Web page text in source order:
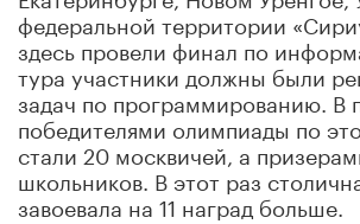
федеральной территории
здесь провели финал по
тура участники должны были
задач по программированию. В
победителями олимпиады по
стали 20 москвичей, а
школьников. В этот раз
завоевала на 11 наград больше.